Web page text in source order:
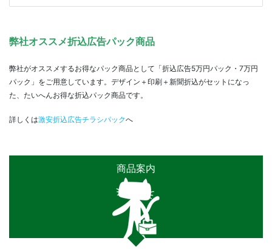
弊社オススメ折込広告パック商品
弊社がオススメするお得なパック商品として「折込広告5万円パック・7万円
パック」をご用意しています。デザイン＋印刷＋新聞折込がセットになっ
た、たいへんお得な折込パック商品です。
詳しくは激安折込広告チラシパックへ
商品案内